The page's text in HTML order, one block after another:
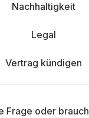
Nachhaltigkeit
Legal
Vertrag kündigen
Frage oder